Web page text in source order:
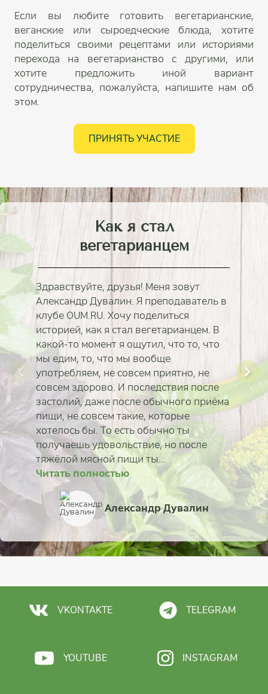
Если вы любите готовить вегетарианские,
веганские или сыроедческие блюда, хотите
поделиться своими рецептами или историями
перехода на вегетарианство с другими, или
хотите предложить иной вариант
сотрудничества, пожалуйста, напишите нам об
этом.
ПРИНЯТЬ УЧАСТИЕ
Как я стал
вегетарианцем
Здравствуйте, друзья! Меня зовут
Александр Дувалин. Я преподаватель в
клубе OUM.RU. Хочу поделиться
историей, как я стал вегетарианцем. В
какой-то момент я ощутил, что то, что
мы едим, то, что мы вообще
употребляем, не совсем приятно, не
совсем здорово. И последствия после
застолий, даже после обычного приёма
пищи, не совсем такие, которые
хотелось бы. То есть обычно ты
получаешь удовольствие, но после
тяжёлой мясной пищи ты...
Читать полностью
Александр Дувалин
Читать полностью
Марина Габрух
Читать полностью
Ирина
Читать полностью
Вячеслав
Читать полностью
Надежда
Читать полностью
Анастасия Башук
Читать полностью
Татьяна Еськина-
Читать полностью
Олег Васильев
VKONTAKTE TELEGRAM
YOUTUBE INSTAGRAM